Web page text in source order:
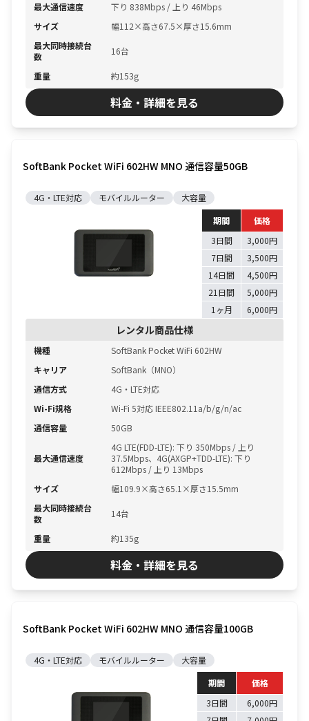
最大通信速度
下り 838Mbps / 上り 46Mbps
サイズ
幅112×高さ67.5×厚さ15.6mm
最大同時接続台
数
16台
重量 約153g
料金・詳細を見る
SoftBank Pocket WiFi 602HW MNO 通信容量50GB
4G・LTE対応 モバイルルーター
大容量
期間
価格
3日間
3,000円
7日間
3,500円
14日間
4,500円
21日間
5,000円
1ヶ月
6,000円
レンタル商品仕様
機種
SoftBank Pocket WiFi 602HW
キャリア
SoftBank（MNO）
通信方式
4G・LTE対応
Wi-Fi規格
Wi-Fi 5対応 IEEE802.11a/b/g/n/ac
通信容量
50GB
最大通信速度
4G LTE(FDD-LTE): 下り 350Mbps / 上り
37.5Mbps、4G(AXGP+TDD-LTE): 下り
612Mbps / 上り 13Mbps
サイズ
幅109.9×高さ65.1×厚さ15.5mm
最大同時接続台
数
14台
重量 約135g
料金・詳細を見る
SoftBank Pocket WiFi 602HW MNO 通信容量100GB
4G・LTE対応 モバイルルーター
大容量
期間
価格
3日間
6,000円